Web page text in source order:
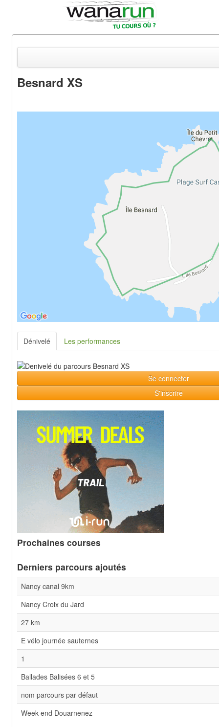
Equipements & Tests
Besnard XS
Dénivelé Les performances
Se connecter
S'inscrire
Prochaines courses
Derniers parcours ajoutés
Nancy canal 9km
Nancy Croix du Jard
27 km
E vélo journée sauternes
1
Ballades Balisées 6 et 5
nom parcours par défaut
Week end Douarnenez